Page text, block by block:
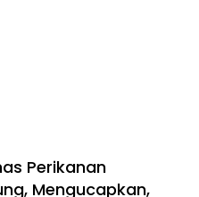
Perikanan
Mengucapkan,